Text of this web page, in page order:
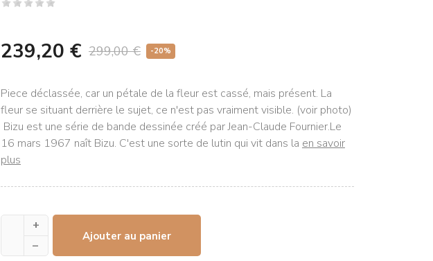
-20%
299,00 €
239,20 €
Piece déclassée, car un pétale de la fleur est cassé, mais présent. La
fleur se situant derrière le sujet, ce n'est pas vraiment visible. (voir photo)
Bizu est une série de bande dessinée créé par Jean-Claude Fournier.Le
16 mars 1967 naît Bizu. C'est une sorte de lutin qui vit dans la en savoir
plus
+
–
Ajouter au panier